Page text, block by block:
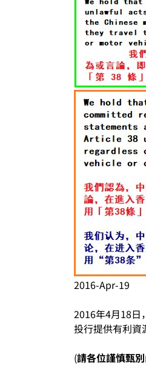
2016-Apr-19
2016年4月18日
投行提供有利資
(請各位謹慎甄別